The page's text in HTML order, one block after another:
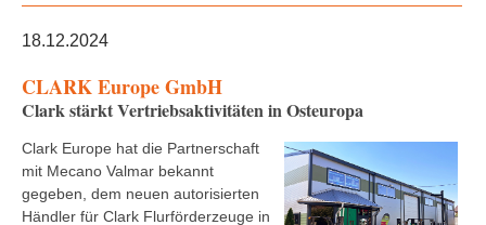
18.12.2024
CLARK Europe GmbH
Clark stärkt Vertriebsaktivitäten in Osteuropa
Clark Europe hat die Partnerschaft
mit Mecano Valmar bekannt
gegeben, dem neuen autorisierten
Händler für Clark Flurförderzeuge in